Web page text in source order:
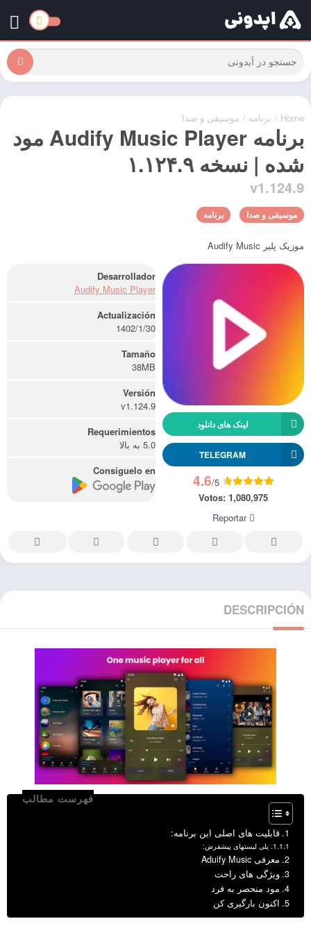
Home
/ برنامه / موسیقی و صدا
برنامه Audify Music Player مود
شده | نسخه ۱.۱۲۴.۹
v1.124.9
موسیقی و صدا برنامه
موزیک پلیر Audify Music
لینک های دانلود
TELEGRAM
4.6/5
Votos: 1,080,975
Reportar
Desarrollador
Audify Music Player
Actualización
1402/1/30
Tamaño
38MB
Versión
v1.124.9
Requerimientos
5.0 به بالا
Consíguelo en
DESCRIPCIÓN
فهرست مطالب
قابلیت های اصلی این برنامه:
پلی لیستهای پیشفرض:
معرفی Aduify Music
ویژگی های راحت
مود منحصر به فرد
اکنون بارگیری کن